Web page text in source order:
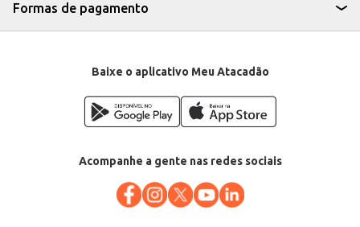
Formas de pagamento
Baixe o aplicativo Meu Atacadão
Acompanhe a gente nas redes sociais